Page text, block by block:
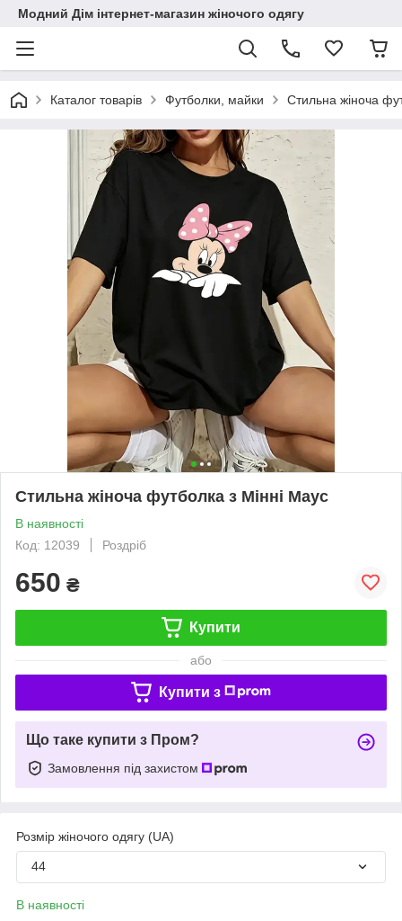
Модний Дім інтернет-магазин жіночого одягу
Каталог товарів Футболки, майки Стильна жіноча
Стильна жіноча футболка з Мінні Маус
В наявності
Код: 12039
Роздріб
650 ₴
Купити
або
Купити з
Що таке купити з Пром?
Замовлення під захистом
Розмір жіночого одягу (UA)
44
В наявності